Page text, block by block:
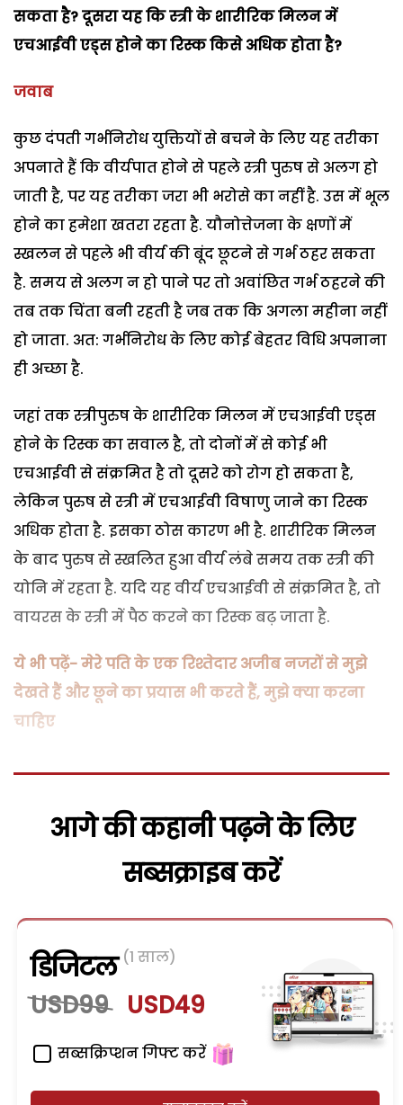
सकता है? दूसरा यह कि स्त्री के शारीरिक मिलन में
एचआईवी एड्स होने का रिस्क किसे अधिक होता है?
जवाब
कुछ दंपती गर्भनिरोध युक्तियों से बचने के लिए यह तरीका
अपनाते हैं कि वीर्यपात होने से पहले स्त्री पुरुष से अलग हो
जाती है, पर यह तरीका जरा भी भरोसे का नहीं है. उस में भूल
होने का हमेशा खतरा रहता है. यौनोत्तेजना के क्षणों में
स्खलन से पहले भी वीर्य की बूंद छूटने से गर्भ ठहर सकता
है. समय से अलग न हो पाने पर तो अवांछित गर्भ ठहरने की
तब तक चिंता बनी रहती है जब तक कि अगला महीना नहीं
हो जाता. अत: गर्भनिरोध के लिए कोई बेहतर विधि अपनाना
ही अच्छा है.
जहां तक स्त्रीपुरुष के शारीरिक मिलन में एचआईवी एड्स
होने के रिस्क का सवाल है, तो दोनों में से कोई भी
एचआईवी से संक्रमित है तो दूसरे को रोग हो सकता है,
लेकिन पुरुष से स्त्री में एचआईवी विषाणु जाने का रिस्क
अधिक होता है. इसका ठोस कारण भी है. शारीरिक मिलन
के बाद पुरुष से स्खलित हुआ वीर्य लंबे समय तक स्त्री की
योनि में रहता है. यदि यह वीर्य एचआईवी से संक्रमित है, तो
वायरस के स्त्री में पैठ करने का रिस्क बढ़ जाता है.
ये भी पढ़ें-मेरे पति के एक रिश्तेदार अजीब नजरों से मुझे
देखते हैं और छूने का प्रयास भी करते हैं, मुझे क्या करना
चाहिए
आगे की कहानी पढ़ने के लिए
सब्सक्राइब करें
डिजिटल (1 साल)
USD99 USD49
सब्सक्रिप्शन गिफ्ट करें